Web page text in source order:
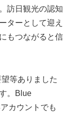
訪日観光の認知
ターとして迎え
もつながると信
等ありました
。Blue
カウントでも